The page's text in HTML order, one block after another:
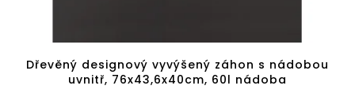
Dřevěný designový vyvýšený záhon s nádobou
uvnitř, 76x43,6x40cm, 60l nádoba